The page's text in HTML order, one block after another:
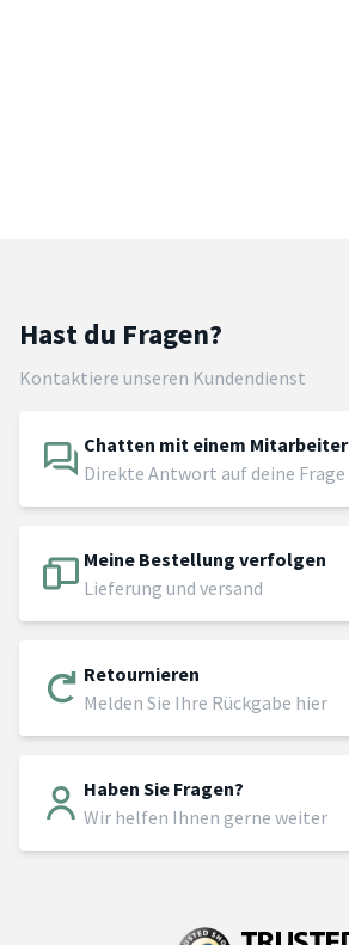
Hast du Fragen?
Kontaktiere unseren Kundendienst
Chatten mit einem Mitarbeiter
Direkte Antwort auf deine Frage
Meine Bestellung verfolgen
Lieferung und versand
Retournieren
Melden Sie Ihre Rückgabe hier
Haben Sie Fragen?
Wir helfen Ihnen gerne weiter